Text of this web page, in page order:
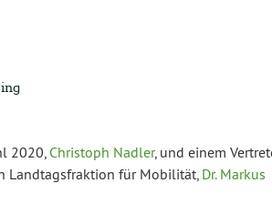
2020,Christoph Nadler, und einem
Land­tags­frak­ti­on für Mobilität,Dr. Markus